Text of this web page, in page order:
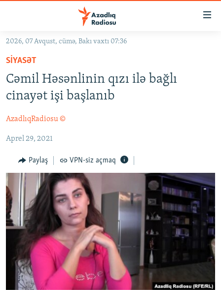
Əsas
qayıt
Əsas
naviqasiyaya
qayıt
Axtarışa
GÜNDƏM
#İZAHLA
KORRUPSIOMETR
#ƏSLINDƏ
FƏRQƏ BAX
QANUNI DOĞRU
ARAŞDIRMA
MULTIMEDIA
VIDEO
FOTOQALEREYA
İNFOQRAFIKA
KARIKATURA
RADIO ARXIV
OXU ZALI
AZƏRBAYCAN ƏDƏBIYYATI KITABXANASI
İSLAM VƏ DEMOKRATIYA
İZ - MƏDƏNIYYƏT PROQRAMI
HAQQIMIZDA
MISSIYAMIZ
PEŞƏ ETIKASI VƏ JURNALISTIKA STANDARTLARIMIZ
MATERIALLARIMIZDAN ISTIFADƏ
AZADLIQRADIOSU MOBIL TELEFONUNUZDA
RFE/RL-in bütün saytları
2026, 07 Avqust, cümə, Bakı vaxtı 07:36
SIYASƏT
Cəmil Həsənlinin qızı ilə bağlı
cinayət işi başlanıb
AzadlıqRadiosu ©
Aprel 29, 2021
Paylaş VPN-siz açmaq